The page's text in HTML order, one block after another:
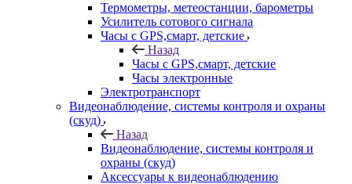
Термометры, метеостанции, барометры
Усилитель сотового сигнала
Часы с GPS,смарт, детские
Назад
Часы с GPS,смарт, детские
Часы электронные
Электротранспорт
Видеонаблюдение, системы контроля и охраны
(скуд)
Назад
Видеонаблюдение, системы контроля и
охраны (скуд)
Аксессуары к видеонаблюдению